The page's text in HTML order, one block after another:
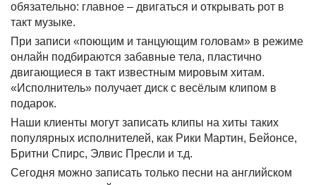
обязательно: главное – двигаться и открывать рот в
такт музыке.
При записи «поющим и танцующим головам» в режиме
онлайн подбираются забавные тела, пластично
двигающиеся в такт известным мировым хитам.
«Исполнитель» получает диск с весёлым клипом в
подарок.
Наши клиенты могут записать клипы на хиты таких
популярных исполнителей, как Рики Мартин, Бейонсе,
Бритни Спирс, Элвис Пресли и т.д.
Сегодня можно записать только песни на английском